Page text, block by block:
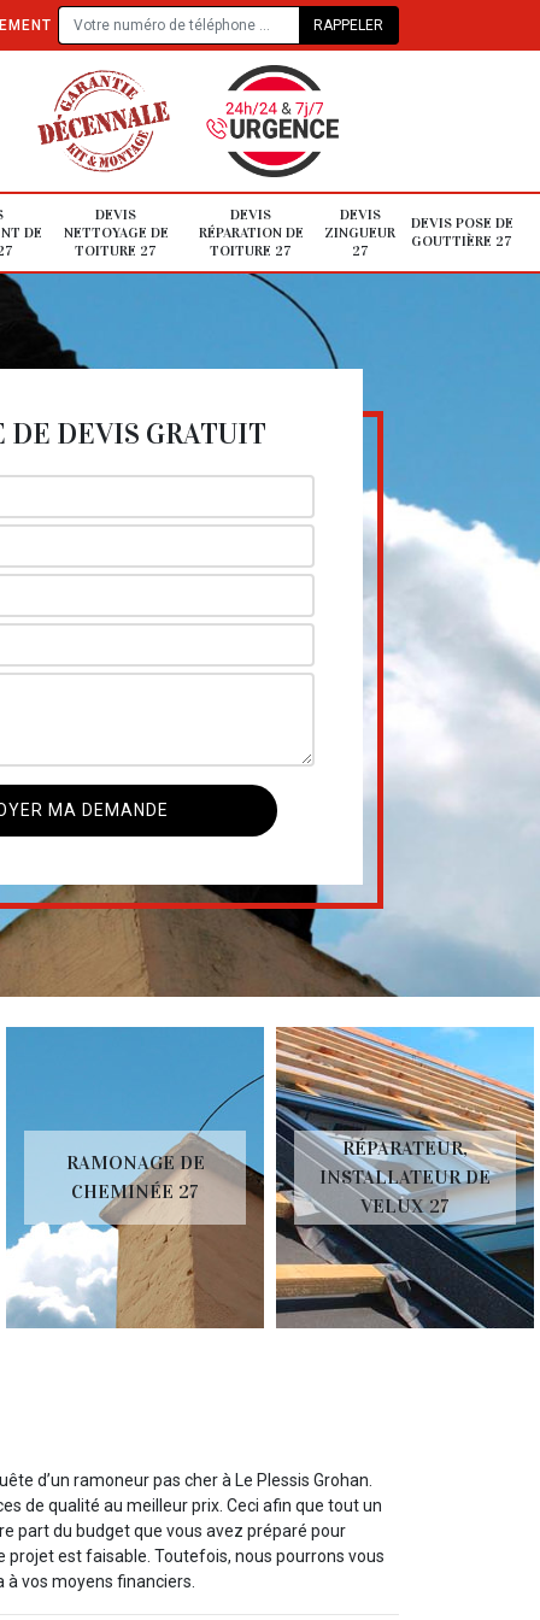
DE
DEVIS
NETTOYAGE DE
TOITURE 27
DEVIS
RÉPARATION DE
TOITURE 27
DEVIS
ZINGUEUR
27
DEVIS POSE DE
GOUTTIÈRE 27
DEVIS GRATUIT
RAMONAGE DE
CHEMINÉE 27
RÉPARATEUR,
INSTALLATEUR DE
VELUX 27
d’un ramoneur pas cher à Le Plessis Grohan.
de qualité au meilleur prix. Ceci afin que tout un
part du budget que vous avez préparé pour
est faisable. Toutefois, nous pourrons vous
vos moyens financiers.